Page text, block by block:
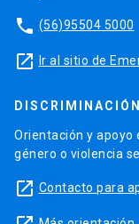
phone (56)95504 5000
launch Ir al sitio de
Orientación y apoyo
género o violencia
launch Contacto para